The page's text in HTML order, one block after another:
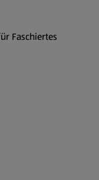
Faschiertes